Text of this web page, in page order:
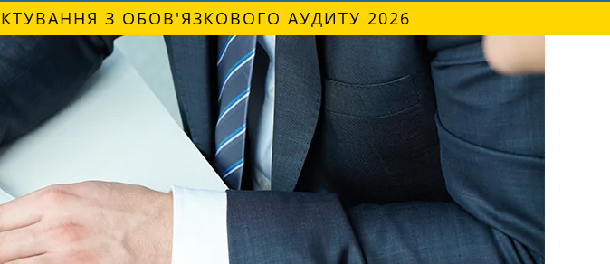
З ОБОВ'ЯЗКОВОГО АУДИТУ 2026